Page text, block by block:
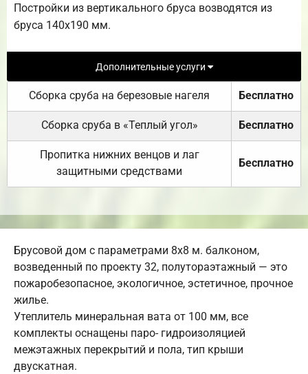
Постройки из вертикального бруса возводятся из
бруса 140х190 мм.
Дополнительные услуги
Сборка сруба на березовые нагеля Бесплатно
Сборка сруба в «Теплый угол» Бесплатно
Пропитка нижних венцов и лаг
защитными средствами
Бесплатно
Брусовой дом с параметрами 8х8 м. балконом,
возведенный по проекту 32, полутораэтажный — это
пожаробезопасное, экологичное, эстетичное, прочное
жилье.
Утеплитель минеральная вата от 100 мм, все
комплекты оснащены паро- гидроизоляцией
межэтажных перекрытий и пола, тип крыши
двускатная.